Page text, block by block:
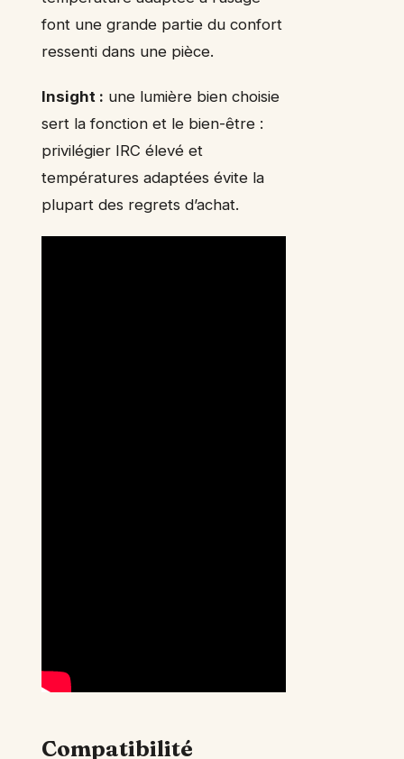
font une grande partie du confort
ressenti dans une pièce.
Insight : une lumière bien choisie
sert la fonction et le bien-être :
privilégier IRC élevé et
températures adaptées évite la
plupart des regrets d’achat.
Compatibilité